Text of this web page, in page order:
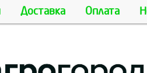
Доставка Оплата